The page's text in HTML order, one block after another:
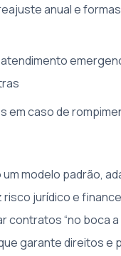
anual e
em caso de
modelo padrão,
jurídico e
contratos “no boca a
garante direitos e